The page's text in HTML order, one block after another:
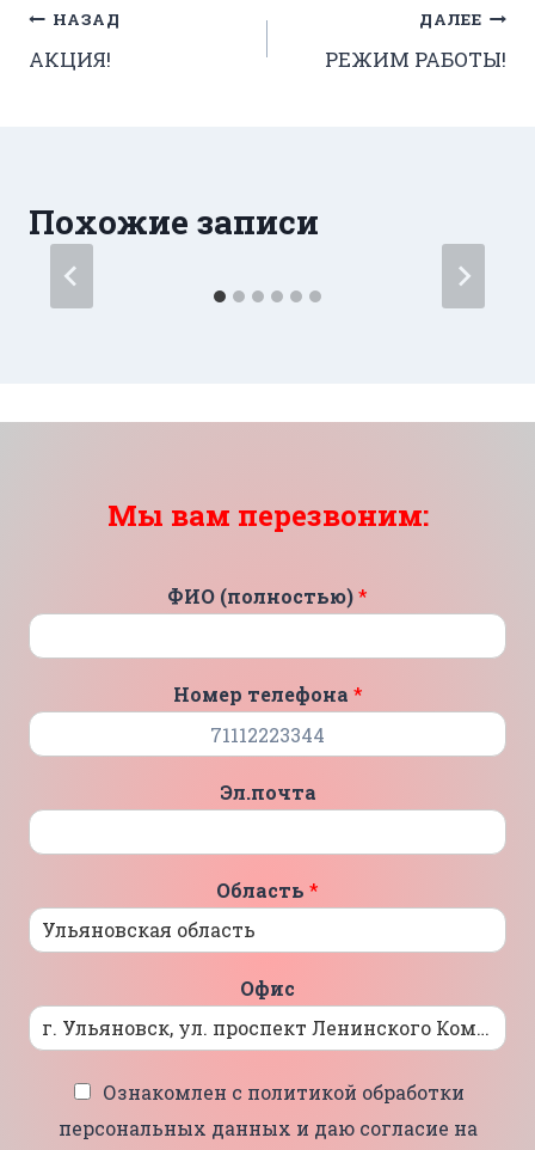
Навигация
по
НАЗАД
АКЦИЯ!
ДАЛЕЕ
РЕЖИМ РАБОТЫ!
Похожие записи
Мы вам перезвоним:
ФИО (полностью)*
Номер телефона *
Эл.почта
Область *
Офис
Ознакомлен с политикой обработки
персональных данных и даю согласие на